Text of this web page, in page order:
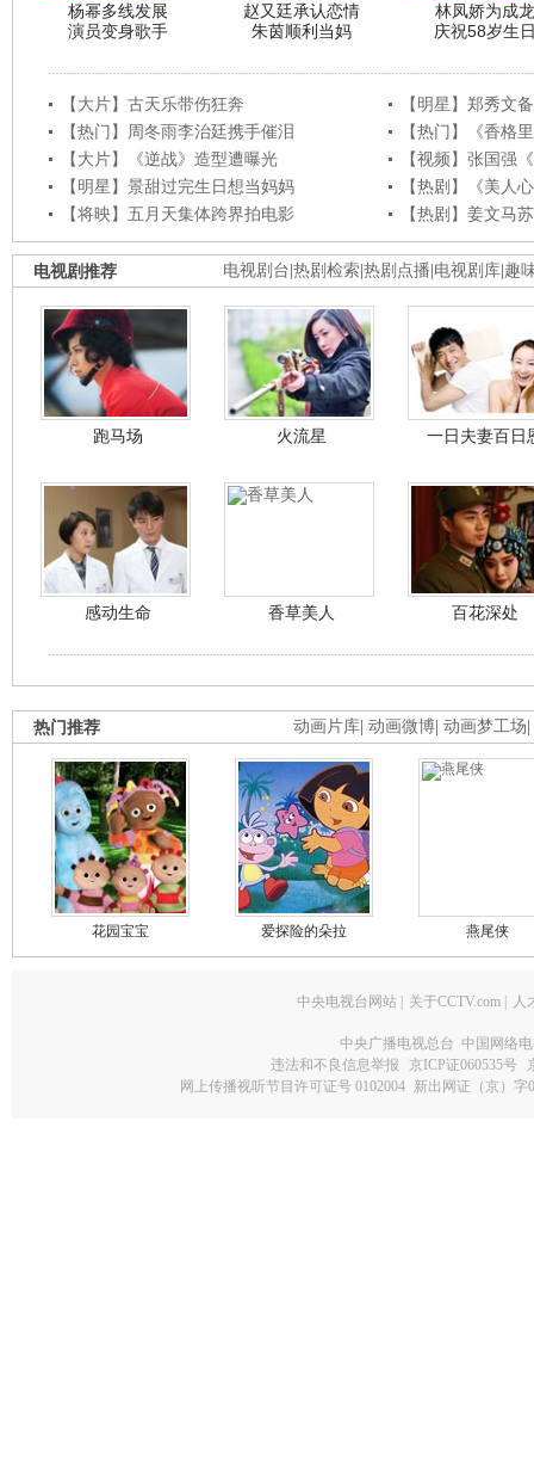
杨幂多线发展
演员变身歌手
赵又廷承认恋情
朱茵顺利当妈
林凤娇为成龙
庆祝58岁生
【大片】古天乐带伤狂奔
【明星】郑秀文
【热门】周冬雨李治廷携手催泪
【热门】《香格
【大片】《逆战》造型遭曝光
【视频】张国强
【明星】景甜过完生日想当妈妈
【热剧】《美人
【将映】五月天集体跨界拍电影
【热剧】姜文马
电视剧台 热剧检索 热剧点播 电视剧库 趣
电视剧推荐
跑马场 火流星 一日夫妻百日
感动生命 香草美人 百花深处
动画片库 动画微博 动画梦工场
热门推荐
花园宝宝 爱探险的朵拉 燕尾侠
中央电视台网站 关于CCTV.com 人
中央广播电视总台 中国网络
违法和不良信息举报
京ICP证060535号
网上传播视听节目许可证号 0102004 新出网证（京）